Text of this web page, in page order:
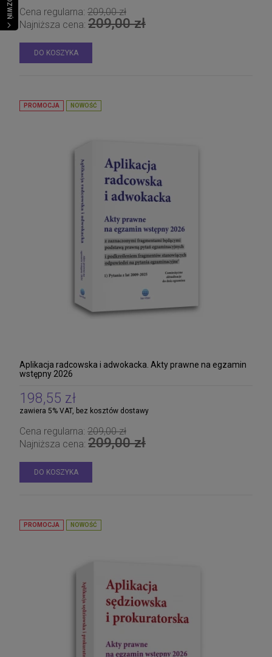
ROZWIŃ Cena regularna: 209,00 zł
Najniższa cena: 209,00 zł
DO KOSZYKA
Aplikacja radcowska i adwokacka. Akty prawne na egzamin
wstępny 2026
198,55 zł
zawiera 5% VAT, bez kosztów dostawy
Cena regularna: 209,00 zł
Najniższa cena: 209,00 zł
DO KOSZYKA
PROMOCJA NOWOŚĆ
PROMOCJA NOWOŚĆ